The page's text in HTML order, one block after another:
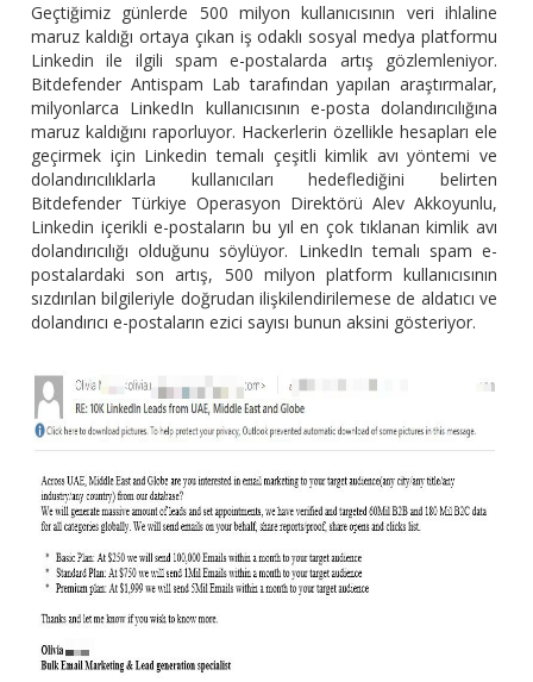
Geçtiğimiz günlerde 500 milyon kullanıcısının veri ihlaline
maruz kaldığı ortaya çıkan iş odaklı sosyal medya platformu
Linkedin ile ilgili spam e-postalarda artış gözlemleniyor.
Bitdefender Antispam Lab tarafından yapılan araştırmalar,
milyonlarca LinkedIn kullanıcısının e-posta dolandırıcılığına
maruz kaldığını raporluyor. Hackerlerin özellikle hesapları ele
geçirmek için Linkedin temalı çeşitli kimlik avı yöntemi ve
dolandırıcılıklarla kullanıcıları hedeflediğini belirten
Bitdefender Türkiye Operasyon Direktörü Alev Akkoyunlu,
Linkedin içerikli e-postaların bu yıl en çok tıklanan kimlik avı
dolandırıcılığı olduğunu söylüyor. LinkedIn temalı spam e-
postalardaki son artış, 500 milyon platform kullanıcısının
sızdırılan bilgileriyle doğrudan ilişkilendirilemese de aldatıcı ve
dolandırıcı e-postaların ezici sayısı bunun aksini gösteriyor.